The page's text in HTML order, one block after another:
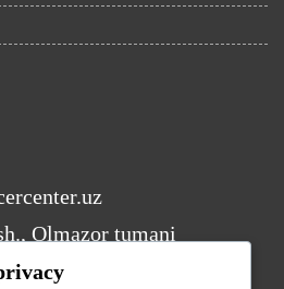
Olmazor tumani